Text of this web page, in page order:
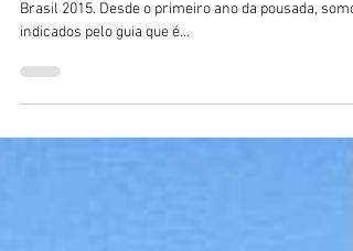
Essa semana recebemos o selo do Guia Quatro
Brasil 2015. Desde o primeiro ano da pousada,
indicados pelo guia que é...